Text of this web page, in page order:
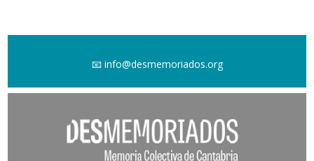
📧 info@desmemoriados.org